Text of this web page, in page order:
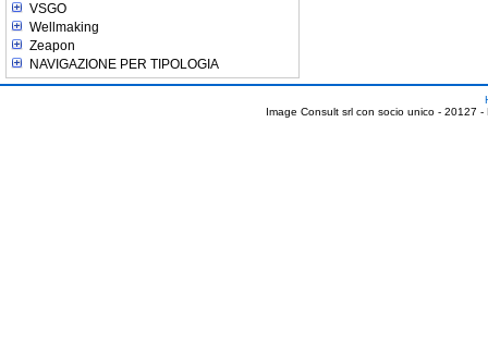
VSGO
Wellmaking
Zeapon
NAVIGAZIONE PER TIPOLOGIA
Image Consult srl con socio unico - 20127